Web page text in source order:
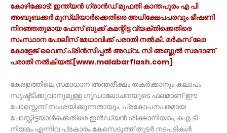
കോഴിക്കോട്: ഇന്ത്യന്‍ ഗ്രാന്‍ഡ് മുഫതി കാന്തപുരം എ പി
അബൂബക്കര്‍ മുസ്‌ലിയാര്‍ക്കെതിരെ അധിക്ഷേപപരവും ഭീഷണി
നിറഞ്ഞതുമായ ഫേസ് ബുക്ക് കമന്റിട്ട വ്യക്തിക്കെതിരെ
സംസ്ഥാന പോലീസ് മേധാവിക്ക് പരാതി നല്‍കി. മര്‍കസ് ലോ
കോളേജ് വൈസ് പ്രിന്‍സിപ്പല്‍ അഡ്വ. സി അബ്ദുല്‍ സമദാണ്
പരാതി നല്‍കിയത്.[www.malabarflash.com]
കേരളത്തിലെ സമാധാന അന്തരീക്ഷം തകര്‍ക്കാനും കലാപം
സൃഷ്ട്ടിക്കുവാനുമുള്ള ഗൂഡാലോചനയുടെ ഫലമാണ് ഈ
പോസ്റ്റെന്ന് സംശയിക്കുന്നതായും, പ്രകോപനപരമായ
പോസ്റ്റിട്ടയാള്‍ക്കെതിരെ ഇന്‍ഡ്യന്‍ ശിക്ഷാനിയമം, ഐ ടി
നിയമം എന്നിവ പ്രകാരം കേസെടുത്ത് തുടര്‍ നടപടികള്‍